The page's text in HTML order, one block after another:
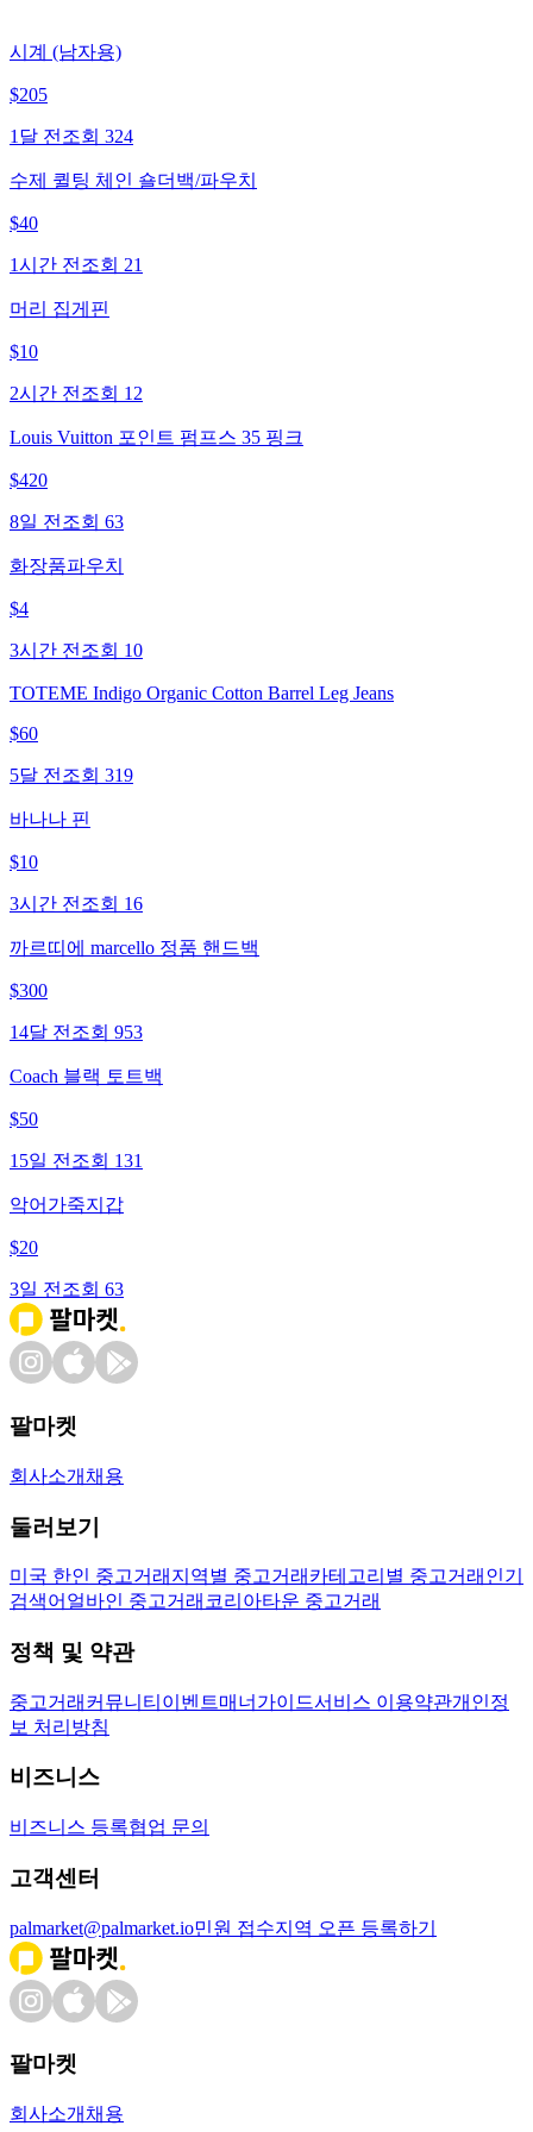
시계 (남자용)
$205
1달 전 조회 324
수제 퀼팅 체인 숄더백/파우치
$40
1시간 전 조회 21
머리 집게핀
$10
2시간 전 조회 12
Louis Vuitton 포인트 펌프스 35 핑크
$420
8일 전 조회 63
화장품파우치
$4
3시간 전 조회 10
TOTEME Indigo Organic Cotton Barrel Leg Jeans
$60
5달 전 조회 319
바나나 핀
$10
3시간 전 조회 16
까르띠에 marcello 정품 핸드백
$300
14달 전 조회 953
Coach 블랙 토트백
$50
15일 전 조회 131
악어가죽지갑
$20
3일 전 조회 63
팔마켓
회사소개 채용
둘러보기
미국 한인 중고거래 지역별 중고거래 카테고리별 중고거래 인기
검색어 얼바인 중고거래 코리아타운 중고거래
정책 및 약관
중고거래 커뮤니티 이벤트매너가이드서비스 이용약관개인정
보 처리방침
비즈니스
비즈니스 등록협업 문의
고객센터
palmarket@palmarket.io민원 접수지역 오픈 등록하기
팔마켓
회사소개 채용